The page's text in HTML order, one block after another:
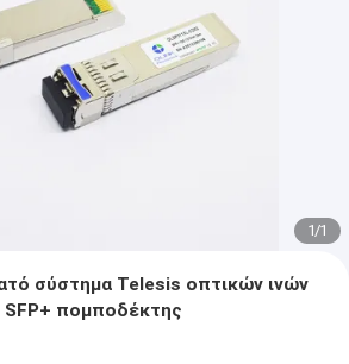
1/1
σύστημα Telesis οπτικών ινών
SFP+ πομποδέκτης